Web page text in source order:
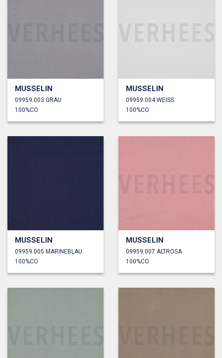
MUSSELIN
09959.003 GRAU
100%CO
MUSSELIN
09959.004 WEISS
100%CO
MUSSELIN
09959.005 MARINEBLAU
100%CO
MUSSELIN
09959.007 ALTROSA
100%CO